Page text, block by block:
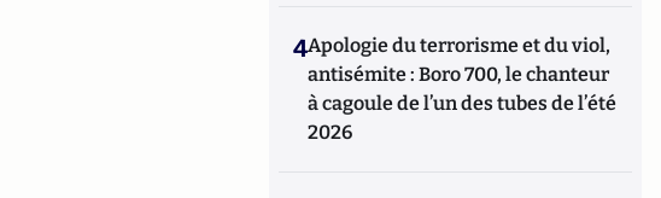
4Apologie du terrorisme et du viol,
antisémite : Boro 700, le chanteur
à cagoule de l’un des tubes de l’été
2026